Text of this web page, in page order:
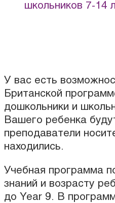
школьников 7-14
У вас есть
Британской
дошкольники и
Вашего ребенка
преподаватели
находились.
Учебная программа
знаний и возрасту
до Year 9. В